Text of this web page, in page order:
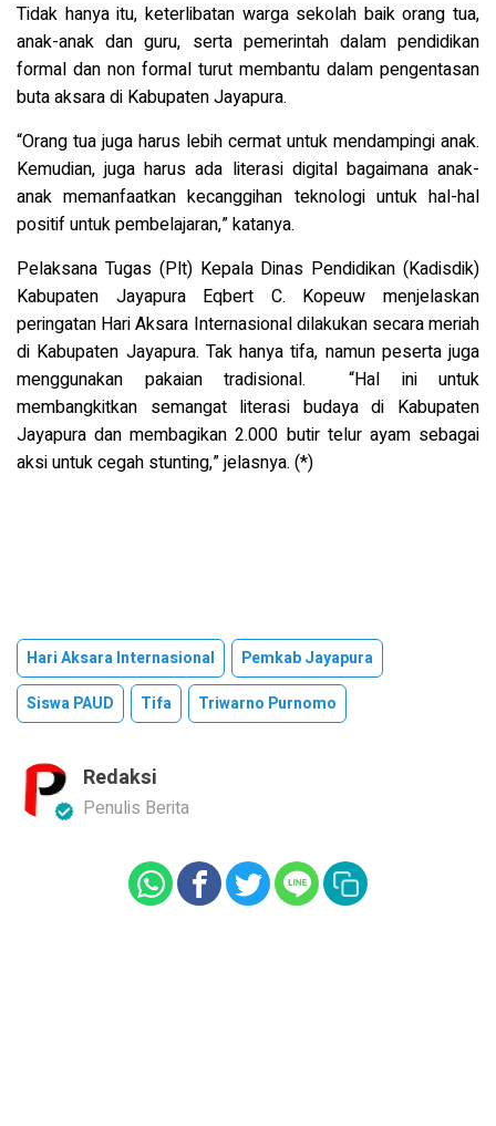
Tidak hanya itu, keterlibatan warga sekolah baik orang tua,
anak-anak dan guru, serta pemerintah dalam pendidikan
formal dan non formal turut membantu dalam pengentasan
buta aksara di Kabupaten Jayapura.
“Orang tua juga harus lebih cermat untuk mendampingi anak.
Kemudian, juga harus ada literasi digital bagaimana anak-
anak memanfaatkan kecanggihan teknologi untuk hal-hal
positif untuk pembelajaran,” katanya.
Pelaksana Tugas (Plt) Kepala Dinas Pendidikan (Kadisdik)
Kabupaten Jayapura Eqbert C. Kopeuw menjelaskan
peringatan Hari Aksara Internasional dilakukan secara meriah
di Kabupaten Jayapura. Tak hanya tifa, namun peserta juga
menggunakan pakaian tradisional. “Hal ini untuk
membangkitkan semangat literasi budaya di Kabupaten
Jayapura dan membagikan 2.000 butir telur ayam sebagai
aksi untuk cegah stunting,” jelasnya. (*)
Hari Aksara Internasional
Pemkab Jayapura
Siswa PAUD
Tifa Triwarno Purnomo
Redaksi
Penulis Berita